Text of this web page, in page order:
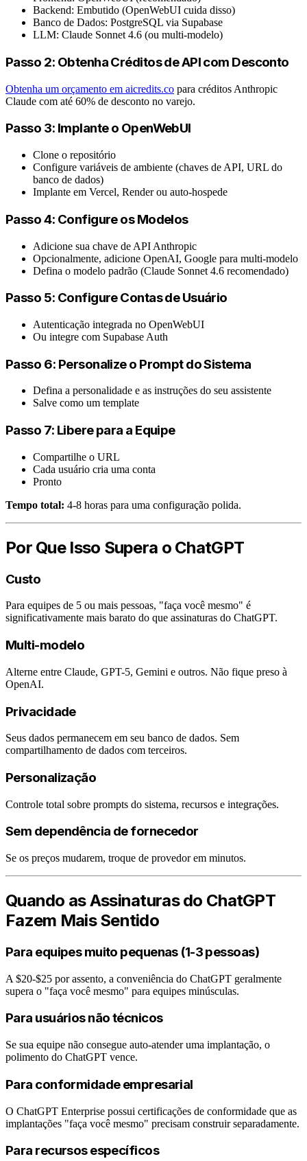
Backend: Embutido (OpenWebUI cuida disso)
Banco de Dados: PostgreSQL via Supabase
LLM: Claude Sonnet 4.6 (ou multi-modelo)
Passo 2: Obtenha Créditos de API com Desconto
Obtenha um orçamento em aicredits.co para créditos Anthropic
Claude com até 60% de desconto no varejo.
Passo 3: Implante o OpenWebUI
Clone o repositório
Configure variáveis de ambiente (chaves de API, URL do
banco de dados)
Implante em Vercel, Render ou auto-hospede
Passo 4: Configure os Modelos
Adicione sua chave de API Anthropic
Opcionalmente, adicione OpenAI, Google para multi-modelo
Defina o modelo padrão (Claude Sonnet 4.6 recomendado)
Passo 5: Configure Contas de Usuário
Autenticação integrada no OpenWebUI
Ou integre com Supabase Auth
Passo 6: Personalize o Prompt do Sistema
Defina a personalidade e as instruções do seu assistente
Salve como um template
Passo 7: Libere para a Equipe
Compartilhe o URL
Cada usuário cria uma conta
Pronto
Tempo total: 4-8 horas para uma configuração polida.
Por Que Isso Supera o ChatGPT
Custo
Para equipes de 5 ou mais pessoas, "faça você mesmo" é
significativamente mais barato do que assinaturas do ChatGPT.
Multi-modelo
Alterne entre Claude, GPT-5, Gemini e outros. Não fique preso à
OpenAI.
Privacidade
Seus dados permanecem em seu banco de dados. Sem
compartilhamento de dados com terceiros.
Personalização
Controle total sobre prompts do sistema, recursos e integrações.
Sem dependência de fornecedor
Se os preços mudarem, troque de provedor em minutos.
Quando as Assinaturas do ChatGPT
Fazem Mais Sentido
Para equipes muito pequenas (1-3 pessoas)
A $20-$25 por assento, a conveniência do ChatGPT geralmente
supera o "faça você mesmo" para equipes minúsculas.
Para usuários não técnicos
Se sua equipe não consegue auto-atender uma implantação, o
polimento do ChatGPT vence.
Para conformidade empresarial
O ChatGPT Enterprise possui certificações de conformidade que as
implantações "faça você mesmo" precisam construir separadamente.
Para recursos específicos